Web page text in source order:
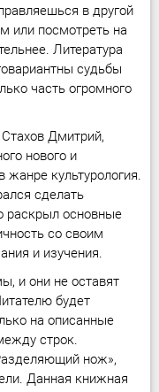
в другой
или посмотреть на
Литература
судьбы
часть огромного
Дмитрий,
нового и
жанре культурология.
сделать
раскрыл основные
со своим
и изучения.
и они не оставят
будет
на описанные
строк.
нож»,
Данная книжная